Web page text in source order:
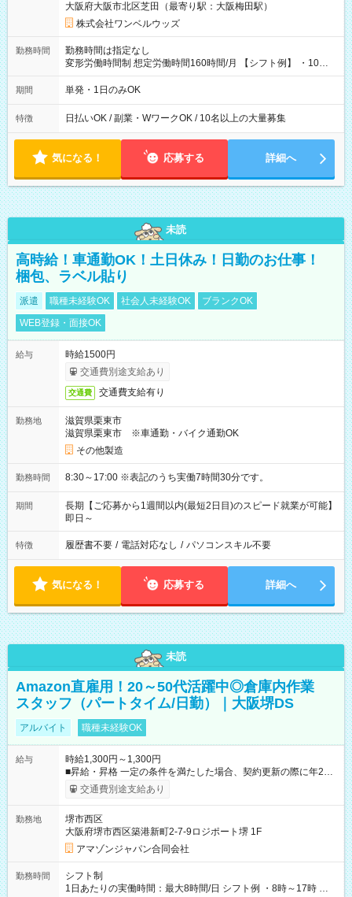
大阪府大阪市北区芝田（最寄り駅：大阪梅田駅）
株式会社ワンベルウッズ
勤務時間
勤務時間は指定なし
変形労働時間制 想定労働時間160時間/月 【シフト例】 ・10：
00～20：00
期間 単発・1日のみOK
特徴 日払いOK / 副業・WワークOK / 10名以上の大量募集
気になる！ 応募する 詳細へ
未読
高時給！車通勤OK！土日休み！日勤のお仕事！
梱包、ラベル貼り
派遣 職種未経験OK 社会人未経験OK
ブランクOK
WEB登録・面接OK
給与
時給1500円
交通費別途支給あり
交通費 交通費支給有り
勤務地
滋賀県栗東市
滋賀県栗東市 ※車通勤・バイク通勤OK
その他製造
勤務時間 8:30～17:00 ※表記のうち実働7時間30分です。
期間
長期【ご応募から1週間以内(最短2日目)のスピード就業が可能】
即日～
特徴 履歴書不要 / 電話対応なし / パソコンスキル不要
気になる！ 応募する 詳細へ
未読
Amazon直雇用！20～50代活躍中◎倉庫内作業
スタッフ（パートタイム/日勤）｜大阪堺DS
アルバイト 職種未経験OK
給与
時給1,300円～1,300円
■昇給・昇格 一定の条件を満たした場合、契約更新の際に年2回
まで昇給の機会があります。 ■正社員登用制度あり ※月末締/翌
月25日支払い ※時間外手当、別途支給 ※深夜割増賃金 (22:00～
☆Amazon直雇用で安定して働けます！ 【試用期間】試用期間
あり 試用期間の長さ：1週間 雇用形態、給与は本採用時と同じ
です。
交通費別途支給あり
勤務地
堺市西区
大阪府堺市西区築港新町2-7-9ロジポート堺 1F
アマゾンジャパン合同会社
勤務時間
シフト制
1日あたりの実働時間：最大8時間/日 シフト例 ・8時～17時 ・